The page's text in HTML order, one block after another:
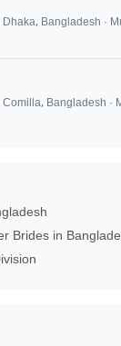
Bangladesh ·
Bangladesh ·
Brides in